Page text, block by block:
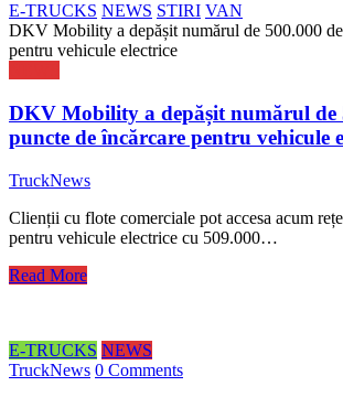
E-TRUCKS NEWS STIRI VAN
DKV Mobility a depășit numărul de 500.000
pentru vehicule electrice
DKV Mobility a depășit numărul de
puncte de încărcare pentru vehicule
TruckNews
Clienții cu flote comerciale pot accesa acum
pentru vehicule electrice cu 509.000…
Read More
E-TRUCKS NEWS
TruckNews 0 Comments